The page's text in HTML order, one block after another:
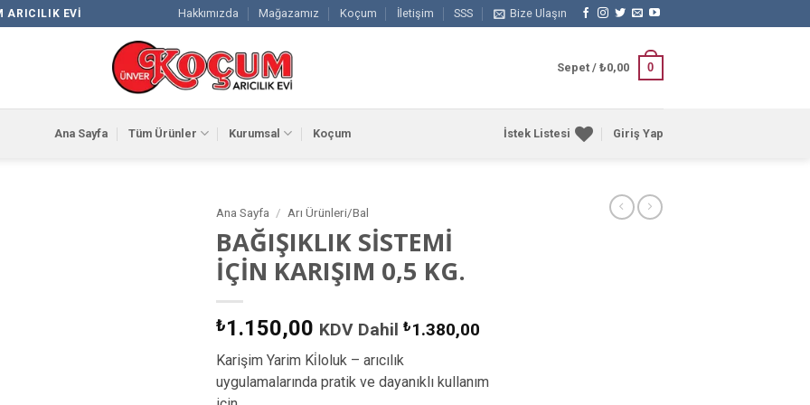
ARICILIK EVI Hakkımızda Mağazamız Koçum İletişim SSS Bize Ulaşın
Sepet / ₺0,00 0
Ana Sayfa Tüm Ürünler Kurumsal Koçum İstek Listesi Giriş Yap
Ana Sayfa / Arı Ürünleri/Bal
BAĞIŞIKLIK SİSTEMİ
İÇİN KARIŞIM 0,5 KG.
₺1.150,00 KDV Dahil ₺1.380,00
Karişim Yarim Ki̇loluk – arıcılık
uygulamalarında pratik ve dayanıklı kullanım